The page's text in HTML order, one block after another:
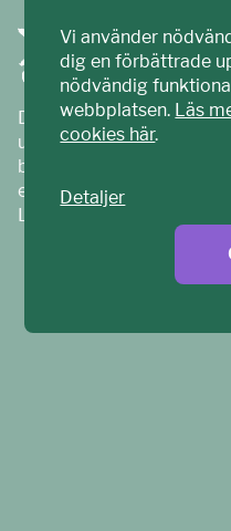
Ditt ECPAT har tagits
unga. Vi är en del av
barnrättsorganisation
exploatering av barn.
Läs mer på
Vi använder
dig en förbättrade
nödvändig
webbplatsen. Läs
cookies här.
Detaljer